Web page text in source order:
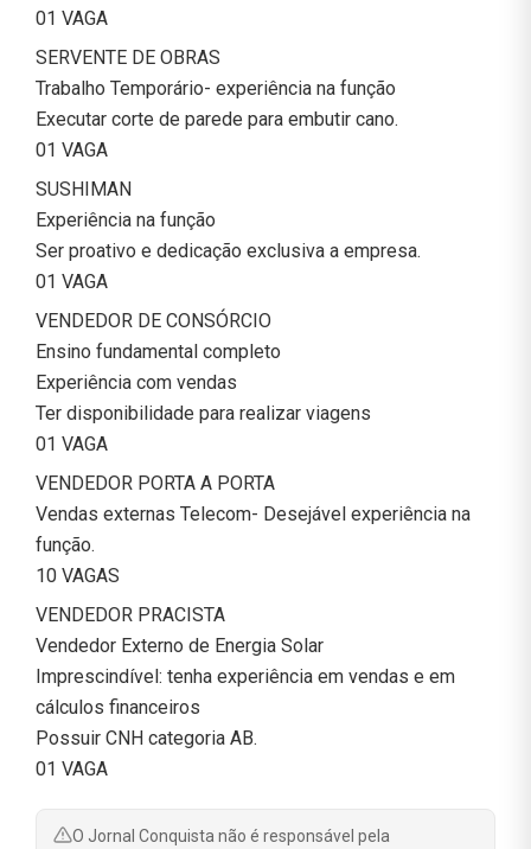
01 VAGA
SERVENTE DE OBRAS
Trabalho Temporário- experiência na função
Executar corte de parede para embutir cano.
01 VAGA
SUSHIMAN
Experiência na função
Ser proativo e dedicação exclusiva a empresa.
01 VAGA
VENDEDOR DE CONSÓRCIO
Ensino fundamental completo
Experiência com vendas
Ter disponibilidade para realizar viagens
01 VAGA
VENDEDOR PORTA A PORTA
Vendas externas Telecom- Desejável experiência na
função.
10 VAGAS
VENDEDOR PRACISTA
Vendedor Externo de Energia Solar
Imprescindível: tenha experiência em vendas e em
cálculos financeiros
Possuir CNH categoria AB.
01 VAGA
O Jornal Conquista não é responsável pela